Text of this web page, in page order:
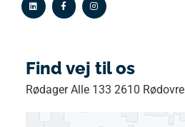
Find vej til os
Rødager Alle 133 2610 Rødovre